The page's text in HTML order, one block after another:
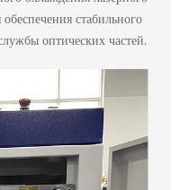
стабильного
оптических частей.